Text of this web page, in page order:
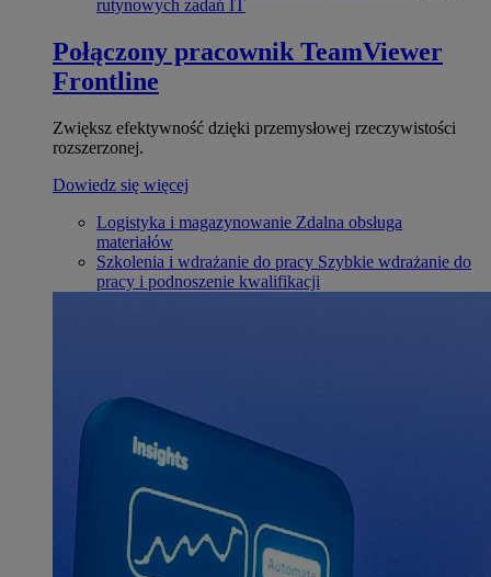
rutynowych zadań IT
Połączony pracownik TeamViewer
Frontline
Zwiększ efektywność dzięki przemysłowej rzeczywistości
rozszerzonej.
Dowiedz się więcej
Logistyka i magazynowanie Zdalna obsługa
materiałów
Szkolenia i wdrażanie do pracy Szybkie wdrażanie do
pracy i podnoszenie kwalifikacji